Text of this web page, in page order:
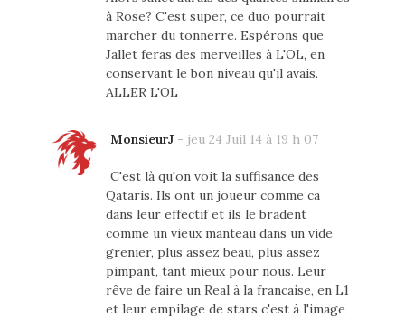
à Rose? C'est super, ce duo pourrait
marcher du tonnerre. Espérons que
Jallet feras des merveilles à L'OL, en
conservant le bon niveau qu'il avais.
ALLER L'OL
MonsieurJ- jeu 24 Juil 14 à 19 h 07
C'est là qu'on voit la suffisance des
Qataris. Ils ont un joueur comme ca
dans leur effectif et ils le bradent
comme un vieux manteau dans un vide
grenier, plus assez beau, plus assez
pimpant, tant mieux pour nous. Leur
rêve de faire un Real à la francaise, en L1
et leur empilage de stars c'est à l'image